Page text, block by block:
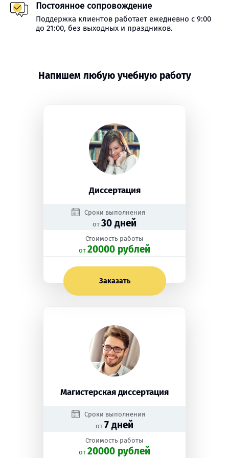
Постоянное сопровождение
Поддержка клиентов работает ежедневно с 9:00
до 21:00, без выходных и праздников.
Напишем любую учебную работу
Диссертация
Сроки выполнения
от 30 дней
Стоимость работы
oт 20000 рублей
Заказать
Магистерская диссертация
Сроки выполнения
от 7 дней
Стоимость работы
oт 20000 рублей